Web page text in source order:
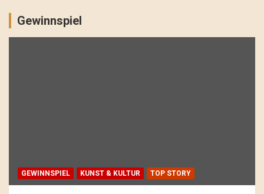
Gewinnspiel
GEWINNSPIEL KUNST & KULTUR TOP STORY